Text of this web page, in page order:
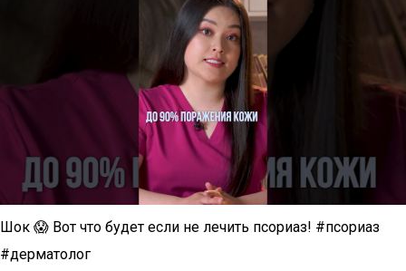
Шок 😱 Вот что будет если не лечить псориаз! #псориаз
#дерматолог